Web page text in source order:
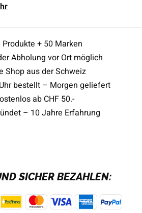
Produkte + 50 Marken
Abholung vor Ort möglich
Shop aus der Schweiz
bestellt – Morgen geliefert
ab CHF 50.-
– 10 Jahre Erfahrung
SICHER BEZAHLEN: